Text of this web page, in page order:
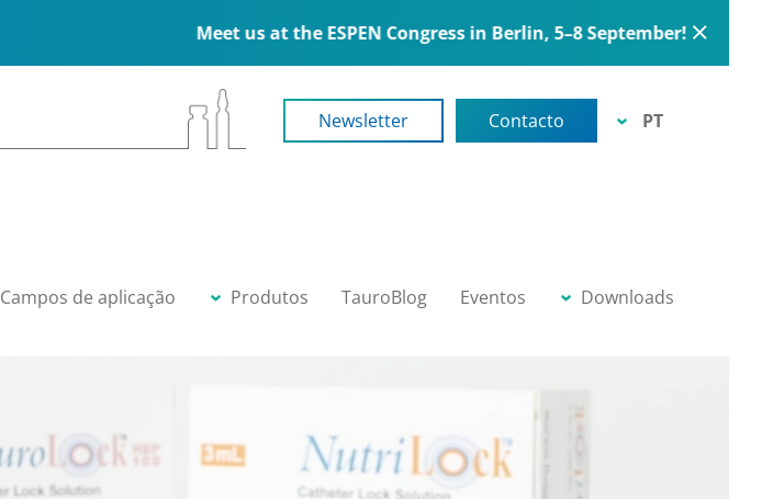
Meet us at the ESPEN Congress in Berlin, 5–8 September!
Campos de aplicação Produtos TauroBlog Eventos
Newsletter
Downloads
Contacto
RO
PT